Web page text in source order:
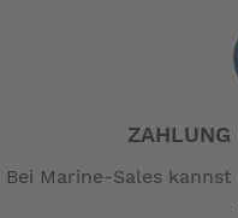
-- Auf Produktfotos
gehören nicht zum
ZAHLUNG
Bei Marine-Sales